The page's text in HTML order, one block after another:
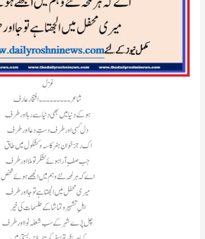
غزل
شاعر ۔۔۔۔۔۔۔۔۔ افتخار عارف
ہو کے دنیا میں بھی دنیا سے رہا اور طرف
دل کسی اور طرف دستِ دعا اور طرف
اک رجز خوان ہنر کاسہ و کشکول میں طاق
جب صفِ آرا ہوئے لشکر تو ملا اور طرف
اے کہ ہر لمحہ نئے وہم میں الجھے ہوئے شخص
میری محفل میں الجھتا ہے تو جا اور طرف
اہلِ تشہیر و تماشا کے طلسمات کی خیر
چل پڑے شہر کے سب شعلہ نوا اور طرف